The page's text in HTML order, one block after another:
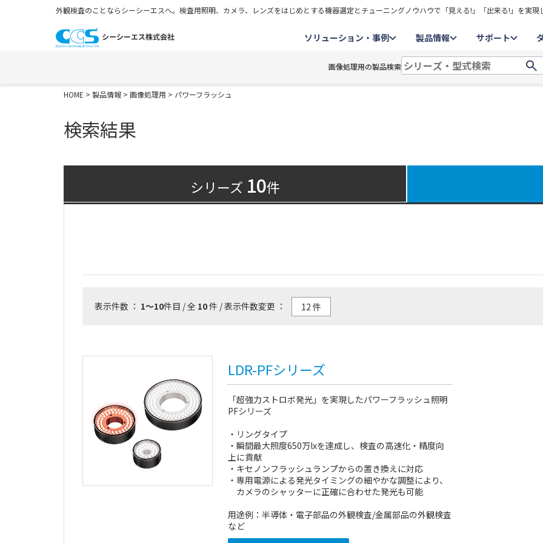
外観検査のことならシーシーエスへ。検査用照明、カメラ、レンズをはじめとする機器選定とチューニングノウハウで「見える!」「出来る!」を実現
ソリューション・事例 製品情報 サポート
画像処理用の製品検索
HOME > 製品情報 > 画像処理用 > パワーフラッシュ
検索結果
シリーズ 10件
表示件数 ： 1～10件目 / 全 10件 / 表示件数変更 ：
LDR-PFシリーズ
「超強力ストロボ発光」を実現したパワーフラッシュ照明
PFシリーズ
・リングタイプ
・瞬間最大照度650万lxを達成し、検査の高速化・精度向
上に貢献
・キセノンフラッシュランプからの置き換えに対応
・専用電源による発光タイミングの細やかな調整により、
カメラのシャッターに正確に合わせた発光も可能
用途例：半導体・電子部品の外観検査/金属部品の外観検査
など